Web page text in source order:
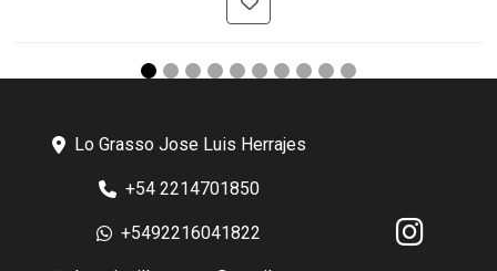
Lo Grasso Jose Luis Herrajes
+54 2214701850
+5492216041822